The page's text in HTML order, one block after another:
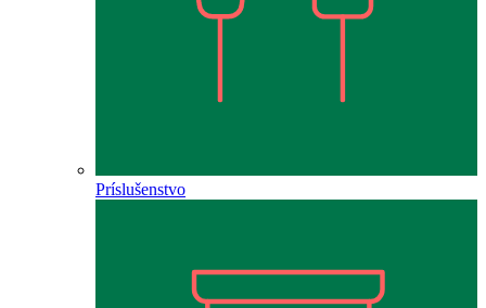
Príslušenstvo